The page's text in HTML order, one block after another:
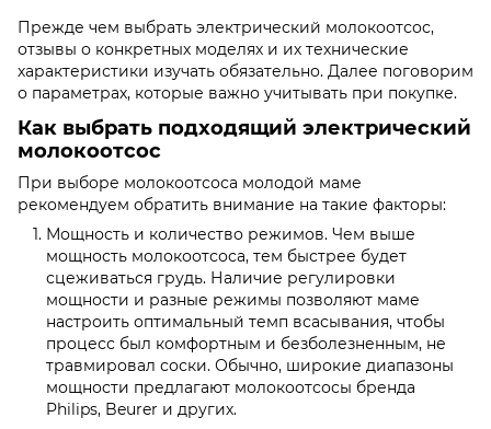
Прежде чем выбрать электрический молокоотсос,
отзывы о конкретных моделях и их технические
характеристики изучать обязательно. Далее поговорим
о параметрах, которые важно учитывать при покупке.
Как выбрать подходящий электрический
молокоотсос
При выборе молокоотсоса молодой маме
рекомендуем обратить внимание на такие факторы:
Мощность и количество режимов. Чем выше
мощность молокоотсоса, тем быстрее будет
сцеживаться грудь. Наличие регулировки
мощности и разные режимы позволяют маме
настроить оптимальный темп всасывания, чтобы
процесс был комфортным и безболезненным, не
травмировал соски. Обычно, широкие диапазоны
мощности предлагают молокоотсосы бренда
Philips, Beurer и других.